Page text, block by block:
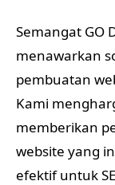
Semangat GO
menawarkan
pembuatan
Kami
memberikan
website yang
efektif untuk